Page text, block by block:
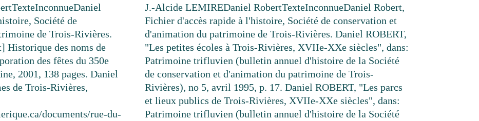
TexteInconnueDaniel
Société de
de Trois-Rivières.
Historique des noms de
des fêtes du 350e
2001, 138 pages. Daniel
de Trois-Rivières,
documents/rue-du-
J.-Alcide LEMIREDaniel RobertTexteInconnueDaniel Robert,
Fichier d'accès rapide à l'histoire, Société de conservation et
d'animation du patrimoine de Trois-Rivières. Daniel ROBERT,
"Les petites écoles à Trois-Rivières, XVIIe-XXe siècles", dans:
Patrimoine trifluvien (bulletin annuel d'histoire de la Société
de conservation et d'animation du patrimoine de Trois-
Rivières), no 5, avril 1995, p. 17. Daniel ROBERT, "Les parcs
et lieux publics de Trois-Rivières, XVIIe-XXe siècles", dans:
Patrimoine trifluvien (bulletin annuel d'histoire de la Société